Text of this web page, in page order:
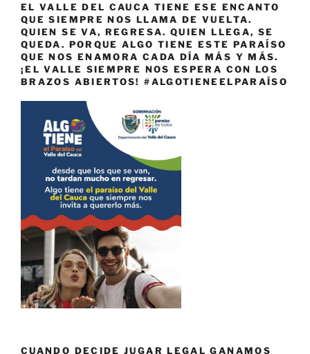
EL VALLE DEL CAUCA TIENE ESE ENCANTO
QUE SIEMPRE NOS LLAMA DE VUELTA.
QUIEN SE VA, REGRESA. QUIEN LLEGA, SE
QUEDA. PORQUE ALGO TIENE ESTE PARAÍSO
QUE NOS ENAMORA CADA DÍA MÁS Y MÁS.
¡EL VALLE SIEMPRE NOS ESPERA CON LOS
BRAZOS ABIERTOS! #ALGOTIENEELPARAÍSO
CUANDO DECIDE JUGAR LEGAL GANAMOS